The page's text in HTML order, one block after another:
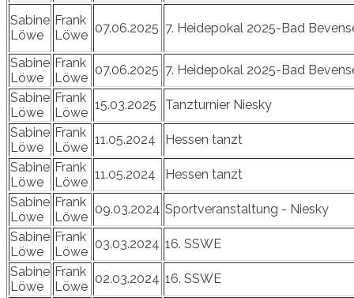
Sabine
Löwe
Frank
Löwe 07.06.2025 7. Heidepokal 2025-Bad
Sabine
Löwe
Frank
Löwe
07.06.2025 7. Heidepokal 2025-Bad
Sabine
Löwe
Frank
Löwe
15.03.2025
Tanzturnier Niesky
Sabine
Löwe
Frank
Löwe
11.05.2024
Hessen tanzt
Sabine
Löwe
Frank
Löwe
11.05.2024
Hessen tanzt
Sabine
Löwe
Frank
Löwe
09.03.2024 Sportveranstaltung - Niesky
Sabine
Löwe
Frank
Löwe
03.03.2024 16. SSWE
Sabine
Löwe
Frank
Löwe
02.03.2024 16. SSWE